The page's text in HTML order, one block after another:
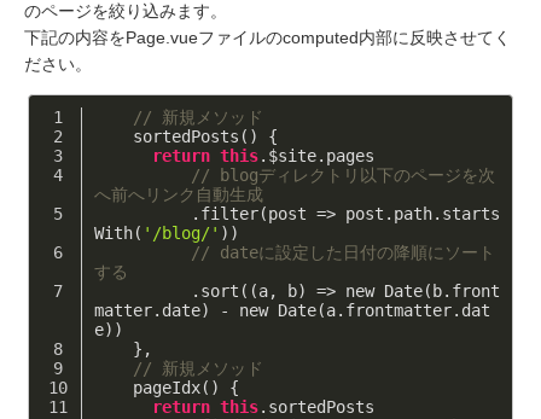
のページを絞り込みます。
下記の内容をPage.vueファイルのcomputed内部に反映させてく
ださい。
// 新規メソッド
    sortedPosts() {
return this.$site.pages
// blogディレクトリ以下のページを次
へ前へリンク自動生成
With( '/blog/' ))
// dateに設定した日付の降順にソート
する
matter.date) - new Date(a.frontmatter.dat
e))
    },
// 新規メソッド
    pageIdx() {
return this.sortedPosts